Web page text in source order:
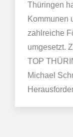
Thüringen
Kommunen
zahlreiche
umgesetzt.
TOP
Michael